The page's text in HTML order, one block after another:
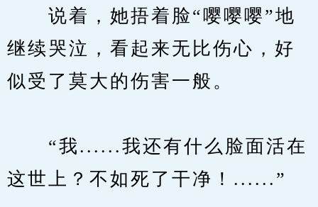
说着，她捂着脸“嘤嘤嘤”地
继续哭泣，看起来无比伤心，好
似受了莫大的伤害一般。
“我......我还有什么脸面活在
这世上？不如死了干净！......”